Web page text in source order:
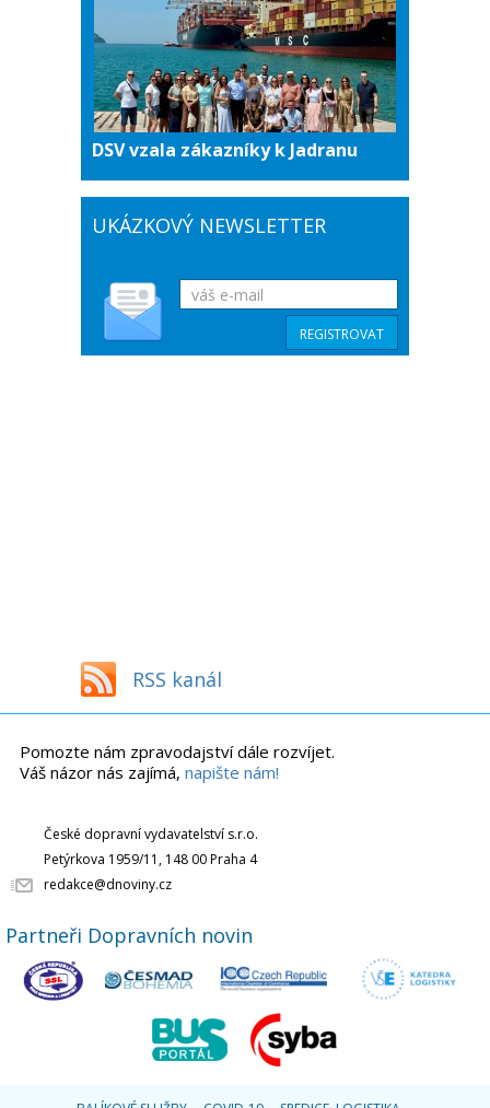
DSV vzala zákazníky k Jadranu
UKÁZKOVÝ NEWSLETTER
RSS kanál
Pomozte nám zpravodajství dále rozvíjet.
Váš názor nás zajímá, napište nám!
České dopravní vydavatelství s.r.o.
Petýrkova 1959/11, 148 00 Praha 4
redakce@dnoviny.cz
Partneři Dopravních novin